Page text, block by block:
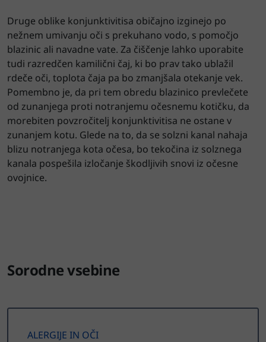
Druge oblike konjunktivitisa običajno izginejo po
nežnem umivanju oči s prekuhano vodo, s pomočjo
blazinic ali navadne vate. Za čiščenje lahko uporabite
tudi razredčen kamilični čaj, ki bo prav tako ublažil
rdeče oči, toplota čaja pa bo zmanjšala otekanje vek.
Pomembno je, da pri tem obredu blazinico prevlečete
od zunanjega proti notranjemu očesnemu kotičku, da
morebiten povzročitelj konjunktivitisa ne ostane v
zunanjem kotu. Glede na to, da se solzni kanal nahaja
blizu notranjega kota očesa, bo tekočina iz solznega
kanala pospešila izločanje škodljivih snovi iz očesne
ovojnice.
Sorodne vsebine
ALERGIJE IN OČI